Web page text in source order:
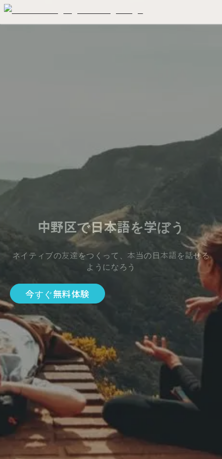
中野区で日本語を学ぼう
ネイティブの友達をつくって、本当の日本語を話せる
ようになろう
今すぐ無料体験